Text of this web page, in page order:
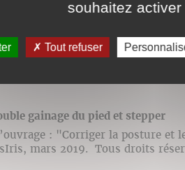
gainage du pied et stepper
: "Corriger la posture et
mars 2019. Tous droits
souhaitez activer
Tout refuser